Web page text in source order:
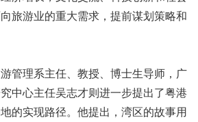
旅游业的重大需求，提前谋划策略和
理系主任、教授、博士生导师，广
中心主任吴志才则进一步提出了粤港
的实现路径。他提出，湾区的故事用